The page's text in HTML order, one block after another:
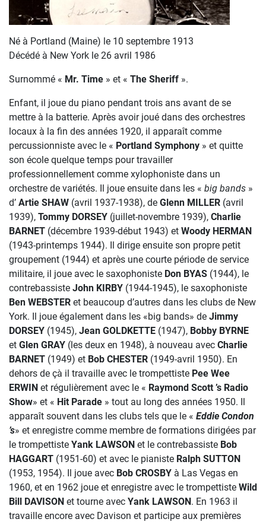
Né à Portland (Maine) le 10 septembre 1913
Décédé à New York le 26 avril 1986
Surnommé « Mr. Time » et « The Sheriff ».
Enfant, il joue du piano pendant trois ans avant de se
mettre à la batterie. Après avoir joué dans des orchestres
locaux à la fin des années 1920, il apparaît comme
percussionniste avec le « Portland Symphony » et quitte
son école quelque temps pour travailler
professionnellement comme xylophoniste dans un
orchestre de variétés. Il joue ensuite dans les « big bands »
d’ Artie SHAW (avril 1937-1938), de Glenn MILLER (avril
1939), Tommy DORSEY (juillet-novembre 1939), Charlie
BARNET (décembre 1939-début 1943) et Woody HERMAN
(1943-printemps 1944). Il dirige ensuite son propre petit
groupement (1944) et après une courte période de service
militaire, il joue avec le saxophoniste Don BYAS (1944), le
contrebassiste John KIRBY (1944-1945), le saxophoniste
Ben WEBSTER et beaucoup d’autres dans les clubs de New
York. Il joue également dans les «big bands» de Jimmy
DORSEY (1945), Jean GOLDKETTE (1947), Bobby BYRNE
et Glen GRAY (les deux en 1948), à nouveau avec Charlie
BARNET (1949) et Bob CHESTER (1949-avril 1950). En
dehors de çà il travaille avec le trompettiste Pee Wee
ERWIN et régulièrement avec le « Raymond Scott ’s Radio
Show» et « Hit Parade » tout au long des années 1950. Il
apparaît souvent dans les clubs tels que le « Eddie Condon
’s» et enregistre comme membre de formations dirigées par
le trompettiste Yank LAWSON et le contrebassiste Bob
HAGGART (1951-60) et avec le pianiste Ralph SUTTON
(1953, 1954). Il joue avec Bob CROSBY à Las Vegas en
1960, et en 1962 joue et enregistre avec le trompettiste Wild
Bill DAVISON et tourne avec Yank LAWSON. En 1963 il
travaille encore avec Davison et participe aux premières